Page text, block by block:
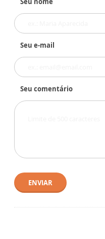
Seu e-mail
Seu comentário
ENVIAR